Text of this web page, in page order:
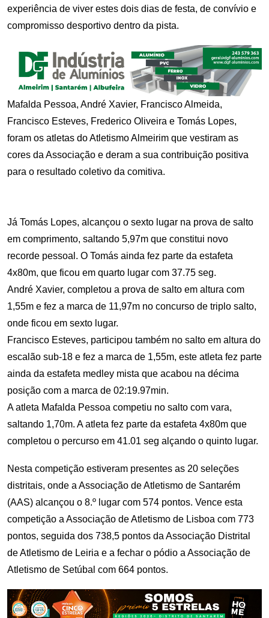
experiência de viver estes dois dias de festa, de convívio e
compromisso desportivo dentro da pista.
Mafalda Pessoa, André Xavier, Francisco Almeida,
Francisco Esteves, Frederico Oliveira e Tomás Lopes,
foram os atletas do Atletismo Almeirim que vestiram as
cores da Associação e deram a sua contribuição positiva
para o resultado coletivo da comitiva.
Já Tomás Lopes, alcançou o sexto lugar na prova de salto
em comprimento, saltando 5,97m que constitui novo
recorde pessoal. O Tomás ainda fez parte da estafeta
4x80m, que ficou em quarto lugar com 37.75 seg.
André Xavier, completou a prova de salto em altura com
1,55m e fez a marca de 11,97m no concurso de triplo salto,
onde ficou em sexto lugar.
Francisco Esteves, participou também no salto em altura do
escalão sub-18 e fez a marca de 1,55m, este atleta fez parte
ainda da estafeta medley mista que acabou na décima
posição com a marca de 02:19.97min.
A atleta Mafalda Pessoa competiu no salto com vara,
saltando 1,70m. A atleta fez parte da estafeta 4x80m que
completou o percurso em 41.01 seg alçando o quinto lugar.
Nesta competição estiveram presentes as 20 seleções
distritais, onde a Associação de Atletismo de Santarém
(AAS) alcançou o 8.º lugar com 574 pontos. Vence esta
competição a Associação de Atletismo de Lisboa com 773
pontos, seguida dos 738,5 pontos da Associação Distrital
de Atletismo de Leiria e a fechar o pódio a Associação de
Atletismo de Setúbal com 664 pontos.